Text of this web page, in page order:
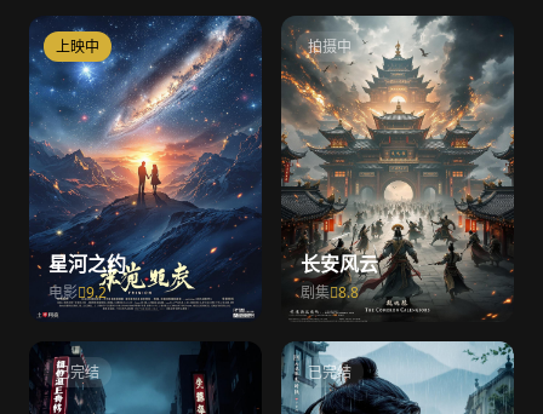
上映中
星河之约
电影 9.2
拍摄中
长安风云
剧集 8.8
已完结 已完结